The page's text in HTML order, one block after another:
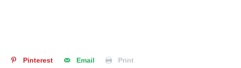
Pinterest Email Print